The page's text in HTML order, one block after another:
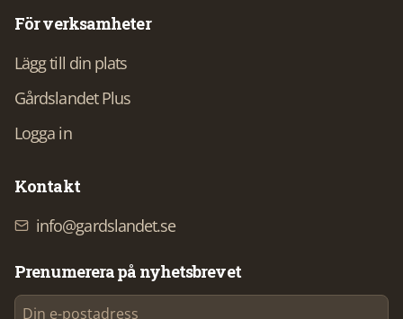
För verksamheter
Lägg till din plats
Gårdslandet Plus
Logga in
Kontakt
info@gardslandet.se
Prenumerera på nyhetsbrevet